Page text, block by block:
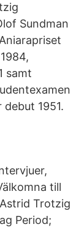
Sundman
samt
1951.
till
Trotzig
Period;